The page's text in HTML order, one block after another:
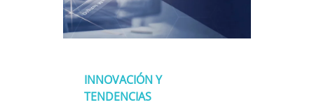
INNOVACIÓN Y
TENDENCIAS